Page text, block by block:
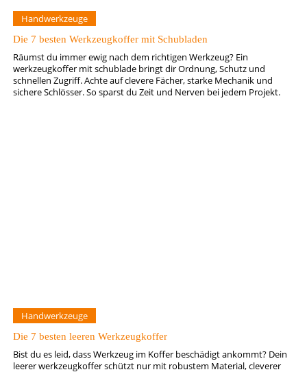
Handwerkzeuge
Die 7 besten Werkzeugkoffer mit Schubladen
Räumst du immer ewig nach dem richtigen Werkzeug? Ein
werkzeugkoffer mit schublade bringt dir Ordnung, Schutz und
schnellen Zugriff. Achte auf clevere Fächer, starke Mechanik und
sichere Schlösser. So sparst du Zeit und Nerven bei jedem Projekt.
Handwerkzeuge
Die 7 besten leeren Werkzeugkoffer
Bist du es leid, dass Werkzeug im Koffer beschädigt ankommt? Dein
leerer werkzeugkoffer schützt nur mit robustem Material, cleverer